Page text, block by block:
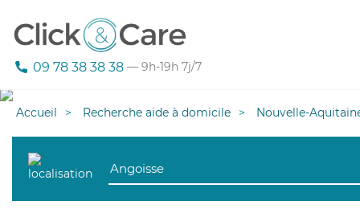
09 78 38 38 38 — 9h-19h 7j/7
Accueil Recherche aide à domicile Nouvelle-